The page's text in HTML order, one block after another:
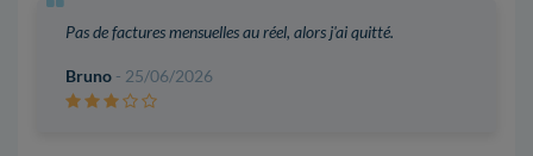
Pas de factures mensuelles au réel, alors j'ai quitté.
Bruno - 25/06/2026